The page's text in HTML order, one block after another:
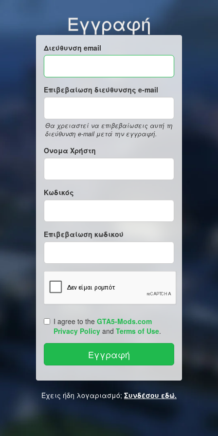
Εγγραφή
Διεύθυνση email
Επιβεβαίωση διεύθυνσης e-mail
Θα χρειαστεί να επιβεβαίωσεις αυτή τη
διεύθυνση e-mail μετά την εγγραφή.
Όνομα Χρήστη
Κωδικός
Επιβεβαίωση κωδικού
I agree to the GTA5-Mods.com
Privacy Policy and Terms of Use.
Έχεις ήδη λογαριασμό; Συνδέσου εδώ.